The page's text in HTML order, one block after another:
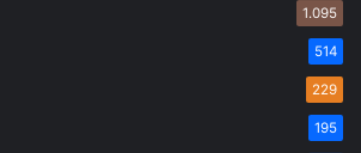
1.095
514
229
195